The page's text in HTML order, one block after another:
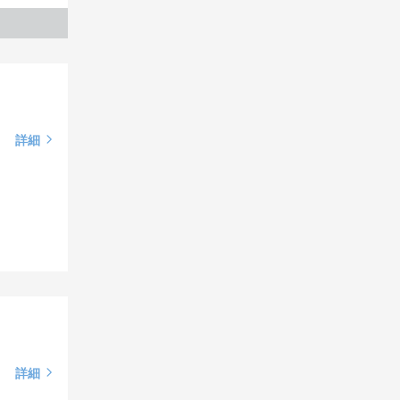
詳細
詳細